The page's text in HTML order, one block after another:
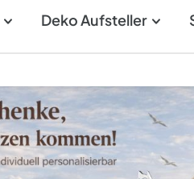
Deko Aufsteller